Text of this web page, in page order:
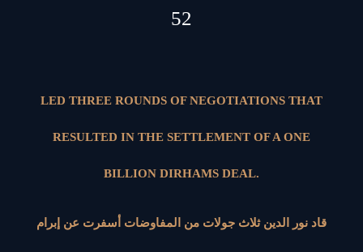
52
LED THREE ROUNDS OF NEGOTIATIONS THAT
RESULTED IN THE SETTLEMENT OF A ONE
BILLION DIRHAMS DEAL.
قاد نور الدين ثلاث جولات من المفاوضات أسفرت عن إبرام